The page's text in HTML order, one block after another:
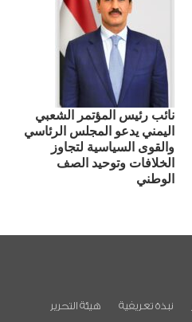
نائب رئيس المؤتمر الشعبي
اليمني يدعو المجلس الرئاسي
والقوى السياسية لتجاوز
الخلافات وتوحيد الصف
الوطني
نبذة تعريفية هيئة التحرير